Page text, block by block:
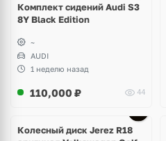
Комплект сидений Audi S3
8Y Black Edition
~
AUDI
1 неделю назад
110,000 ₽ 44
Колесный диск Jerez R18